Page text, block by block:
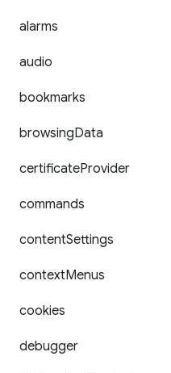
alarms
audio
bookmarks
browsingData
certificateProvider
commands
contentSettings
contextMenus
cookies
debugger